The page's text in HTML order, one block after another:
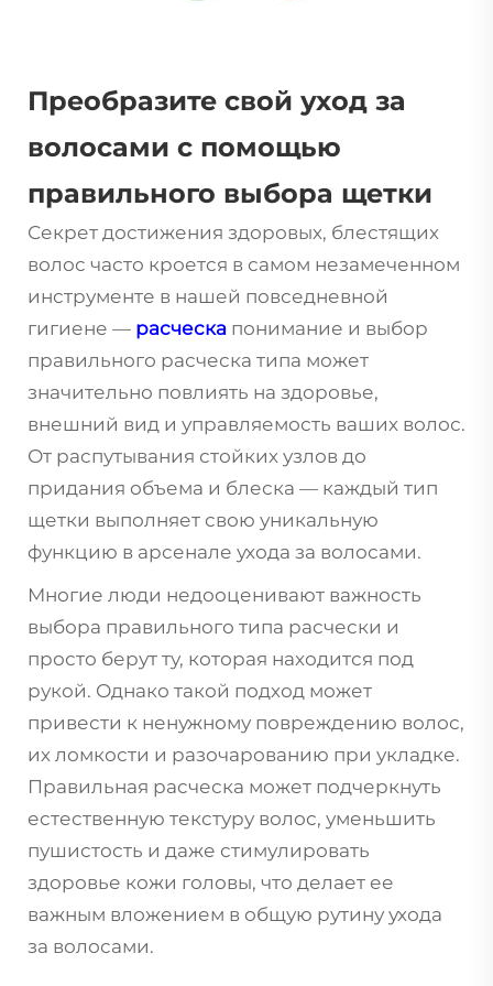
Преобразите свой уход за
волосами с помощью
правильного выбора щетки
Секрет достижения здоровых, блестящих
волос часто кроется в самом незамеченном
инструменте в нашей повседневной
гигиене — расческа понимание и выбор
правильного расческа типа может
значительно повлиять на здоровье,
внешний вид и управляемость ваших волос.
От распутывания стойких узлов до
придания объема и блеска — каждый тип
щетки выполняет свою уникальную
функцию в арсенале ухода за волосами.
Многие люди недооценивают важность
выбора правильного типа расчески и
просто берут ту, которая находится под
рукой. Однако такой подход может
привести к ненужному повреждению волос,
их ломкости и разочарованию при укладке.
Правильная расческа может подчеркнуть
естественную текстуру волос, уменьшить
пушистость и даже стимулировать
здоровье кожи головы, что делает ее
важным вложением в общую рутину ухода
за волосами.